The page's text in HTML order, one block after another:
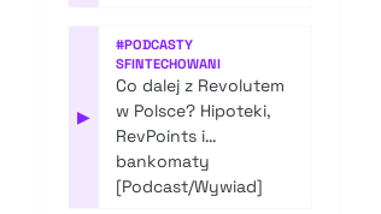
▶
#PODCASTY
SFINTECHOWANI
Co dalej z Revolutem
w Polsce? Hipoteki,
RevPoints i…
bankomaty
[Podcast/Wywiad]